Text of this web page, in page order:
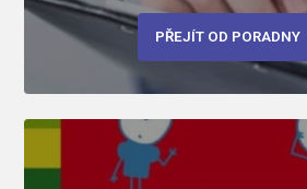
PŘEJÍT OD PORADNY